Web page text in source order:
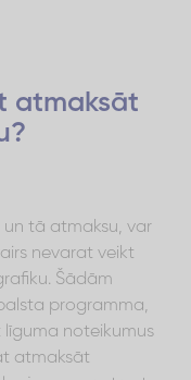
atmaksāt
tā atmaksu, var
nevarat veikt
Šādām
programma,
līguma noteikumus
atmaksāt